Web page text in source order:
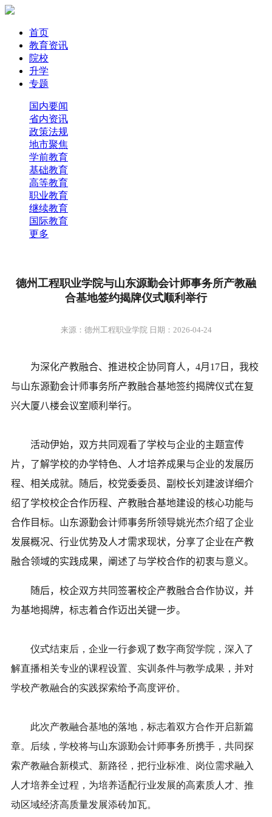
首页
教育资讯
院校
升学
专题
国内要闻
省内资讯
政策法规
地市聚焦
学前教育
基础教育
高等教育
职业教育
继续教育
国际教育
更多
德州工程职业学院与山东源勤会计师事务所产教融
合基地签约揭牌仪式顺利举行
来源：德州工程职业学院 日期：2026-04-24
为深化产教融合、推进校企协同育人， 4月 17 日，我校
与山东源勤会计师事务所产教融合基地签约揭牌仪式在复
兴大厦八楼会议室顺利举行。
活动伊始，双方共同观看了学校与企业的主题宣传
片，了解学校的办学特色、人才培养成果与企业的发展历
程、相关成就。随后，校党委委员、副校长刘建波详细介
绍了学校校企合作历程、产教融合基地建设的核心功能与
合作目标。山东源勤会计师事务所领导姚光杰介绍了企业
发展概况、行业优势及人才需求现状，分享了企业在产教
融合领域的实践成果，阐述了与学校合作的初衷与意义。
随后，校企双方共同签署校企产教融合合作协议，并
为基地揭牌，标志着合作迈出关键一步。
仪式结束后，企业一行参观了数字商贸学院，深入了
解直播相关专业的课程设置、实训条件与教学成果，并对
学校产教融合的实践探索给予高度评价。
此次产教融合基地的落地，标志着双方合作开启新篇
章。后续，学校将与山东源勤会计师事务所携手，共同探
索产教融合新模式、新路径，把行业标准、岗位需求融入
人才培养全过程，为培养适配行业发展的高素质人才、推
动区域经济高质量发展添砖加瓦。